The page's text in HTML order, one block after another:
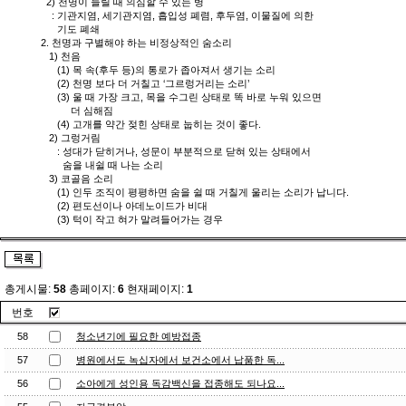
: 기관지염, 세기관지염, 흡입성 폐렴, 후두염, 이물질에 의한
기도 폐쇄
2. 천명과 구별해야 하는 비정상적인 숨소리
1) 천음
(1) 목 속(후두 등)의 통로가 좁아져서 생기는 소리
(2) 천명 보다 더 거칠고 ‘그르렁거리는 소리’
(3) 울 때 가장 크고, 목을 수그린 상태로 똑 바로 누워 있으면
더 심해짐
(4) 고개를 약간 젖힌 상태로 눕히는 것이 좋다.
2) 그렁거림
: 성대가 닫히거나, 성문이 부분적으로 닫혀 있는 상태에서
숨을 내쉴 때 나는 소리
3) 코골음 소리
(1) 인두 조직이 평평하면 숨을 쉴 때 거칠게 울리는 소리가 납니다.
(2) 편도선이나 아데노이드가 비대
(3) 턱이 작고 혀가 말려들어가는 경우
총게시물: 58 총페이지: 6 현재페이지: 1
번호
58 청소년기에 필요한 예방접종
57 병원에서도 녹십자에서 보건소에서 납품한 독...
56 소아에게 성인용 독감백신을 접종해도 되나요...